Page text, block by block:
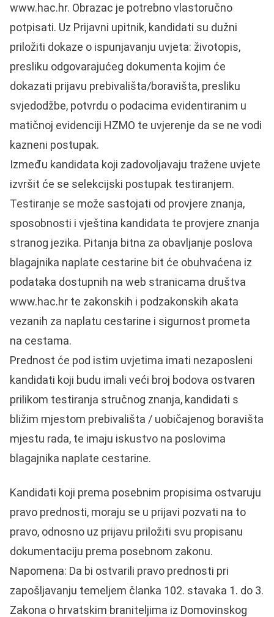
www.hac.hr. Obrazac je potrebno vlastoručno
potpisati. Uz Prijavni upitnik, kandidati su dužni
priložiti dokaze o ispunjavanju uvjeta: životopis,
presliku odgovarajućeg dokumenta kojim će
dokazati prijavu prebivališta/boravišta, presliku
svjedodžbe, potvrdu o podacima evidentiranim u
matičnoj evidenciji HZMO te uvjerenje da se ne vodi
kazneni postupak.
Između kandidata koji zadovoljavaju tražene uvjete
izvršit će se selekcijski postupak testiranjem.
Testiranje se može sastojati od provjere znanja,
sposobnosti i vještina kandidata te provjere znanja
stranog jezika. Pitanja bitna za obavljanje poslova
blagajnika naplate cestarine bit će obuhvaćena iz
podataka dostupnih na web stranicama društva
www.hac.hr te zakonskih i podzakonskih akata
vezanih za naplatu cestarine i sigurnost prometa
na cestama.
Prednost će pod istim uvjetima imati nezaposleni
kandidati koji budu imali veći broj bodova ostvaren
prilikom testiranja stručnog znanja, kandidati s
bližim mjestom prebivališta / uobičajenog boravišta
mjestu rada, te imaju iskustvo na poslovima
blagajnika naplate cestarine.
Kandidati koji prema posebnim propisima ostvaruju
pravo prednosti, moraju se u prijavi pozvati na to
pravo, odnosno uz prijavu priložiti svu propisanu
dokumentaciju prema posebnom zakonu.
Napomena: Da bi ostvarili pravo prednosti pri
zapošljavanju temeljem članka 102. stavaka 1. do 3.
Zakona o hrvatskim braniteljima iz Domovinskog